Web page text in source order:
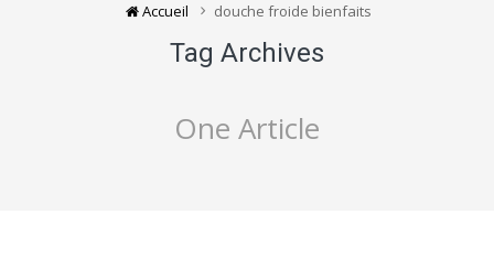
Accueil douche froide bienfaits
Tag Archives
One Article